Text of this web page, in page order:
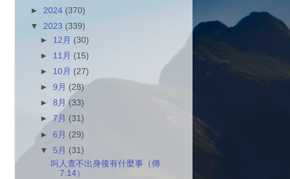
► 2024 (370)
▼ 2023 (339)
► 12月 (30)
► 11月 (15)
► 10月 (27)
►9月 (28)
►8月(33)
►7月 (31)
►6月 (29)
▼ 5月 (31)
叫人查不出身後有什麼事（傳
7:14）